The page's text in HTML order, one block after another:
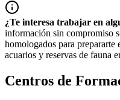
¿Te interesa trabajar en
información sin compromiso
homologados para prepararte
acuarios y reservas de fauna
Centros de